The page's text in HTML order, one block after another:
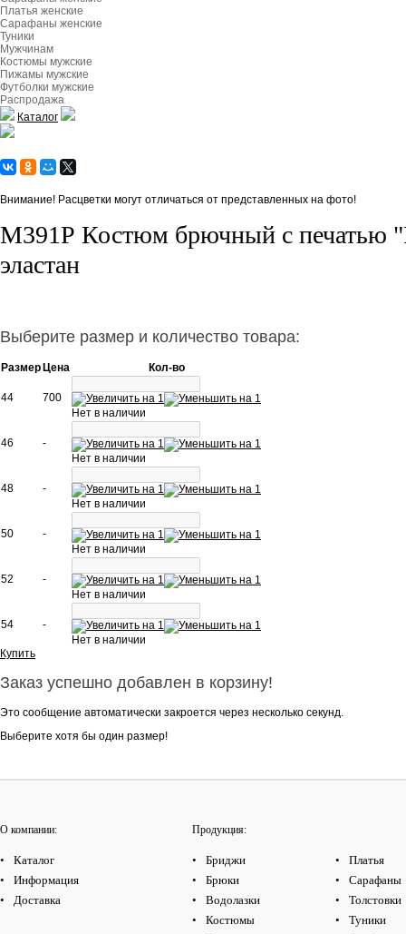
Платья женские
Сарафаны женские
Туники
Мужчинам
Костюмы мужские
Пижамы мужские
Футболки мужские
Распродажа
Каталог
Внимание! Расцветки могут отличаться от представленных на фото!
М391Р Костюм брючный с печатью
эластан
Выберите размер и количество товара:
Размер Цена Кол-во
44
700
Нет в наличии
46
-
Нет в наличии
48
-
Нет в наличии
50
-
Нет в наличии
52
-
Нет в наличии
54
-
Нет в наличии
Купить
Заказ успешно добавлен в корзину!
Это сообщение автоматически закроется через несколько секунд.
Выберите хотя бы один размер!
О компании:
Каталог
Информация
Доставка
Продукция:
Бриджи
Брюки
Водолазки
Костюмы
Платья
Сарафаны
Толстовки
Туники